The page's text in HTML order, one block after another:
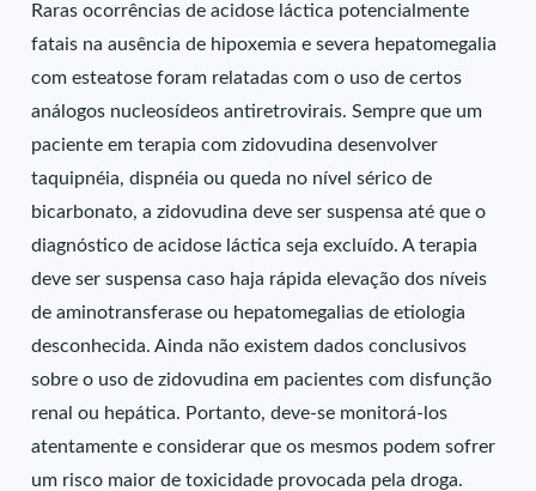
Raras ocorrências de acidose láctica potencialmente
fatais na ausência de hipoxemia e severa hepatomegalia
com esteatose foram relatadas com o uso de certos
análogos nucleosídeos antiretrovirais. Sempre que um
paciente em terapia com zidovudina desenvolver
taquipnéia, dispnéia ou queda no nível sérico de
bicarbonato, a zidovudina deve ser suspensa até que o
diagnóstico de acidose láctica seja excluído. A terapia
deve ser suspensa caso haja rápida elevação dos níveis
de aminotransferase ou hepatomegalias de etiologia
desconhecida. Ainda não existem dados conclusivos
sobre o uso de zidovudina em pacientes com disfunção
renal ou hepática. Portanto, deve-se monitorá-los
atentamente e considerar que os mesmos podem sofrer
um risco maior de toxicidade provocada pela droga.